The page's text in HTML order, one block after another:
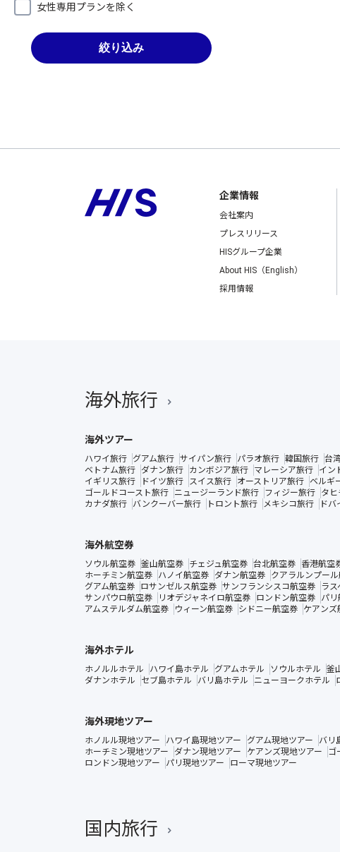
女性専用プランを除く
絞り込み
企業情報
会社案内
プレスリリース
HISグループ企業
About HIS（English）
採用情報
海外旅行
海外ツアー
ハワイ旅行 グアム旅行 サイパン旅行 パラオ旅行 韓国旅行 台
ベトナム旅行
ダナン旅行 カンボジア旅行 マレーシア旅行 イン
イギリス旅行
ドイツ旅行 スイス旅行 オーストリア旅行 ベルギ
ゴールドコースト旅行
ニュージーランド旅行 フィジー旅行 タヒ
カナダ旅行
バンクーバー旅行 トロント旅行 メキシコ旅行 ドバ
海外航空券
ソウル航空券 釜山航空券 チェジュ航空券 台北航空券 香港航空
ホーチミン航空券
ハノイ航空券 ダナン航空券 クアラルンプー
グアム航空券
ロサンゼルス航空券 サンフランシスコ航空券 ラ
サンパウロ航空券
リオデジャネイロ航空券 ロンドン航空券 パリ
アムステルダム航空券
ウィーン航空券 シドニー航空券 ケアンズ
海外ホテル
ホノルルホテル ハワイ島ホテル グアムホテル ソウルホテル 釜
ダナンホテル
セブ島ホテル バリ島ホテル ニューヨークホテル
海外現地ツアー
ホノルル現地ツアー ハワイ島現地ツアー グアム現地ツアー バリ
ホーチミン現地ツアー
ダナン現地ツアー ケアンズ現地ツアー ゴ
ロンドン現地ツアー
パリ現地ツアー ローマ現地ツアー
国内旅行